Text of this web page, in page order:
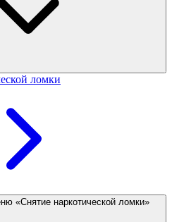
ломки
«Снятие наркотической ломки»